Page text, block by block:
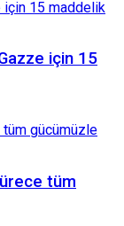
için 15
tüm